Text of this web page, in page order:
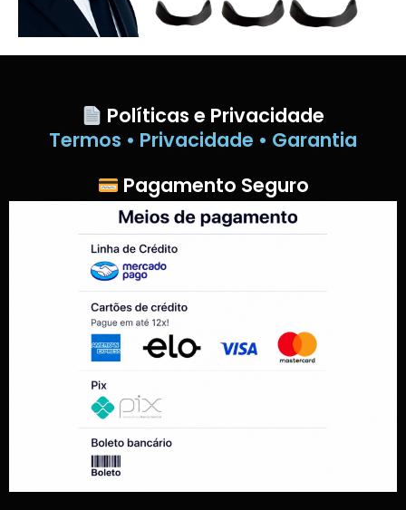
Políticas e Privacidade
Termos • Privacidade • Garantia
Pagamento Seguro